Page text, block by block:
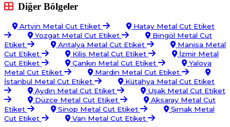
Diğer Bölgeler
Artvin Metal Cut Etiket
Hatay Metal Cut Etiket
Yozgat Metal Cut Etiket
Bingöl Metal Cut
Etiket
Antalya Metal Cut Etiket
Manisa Metal
Cut Etiket
Kilis Metal Cut Etiket
İzmir Metal
Cut Etiket
Çankırı Metal Cut Etiket
Yalova
Metal Cut Etiket
Mardin Metal Cut Etiket
İstanbul Metal Cut Etiket
Kütahya Metal Cut Etiket
Aydın Metal Cut Etiket
Uşak Metal Cut Etiket
Düzce Metal Cut Etiket
Aksaray Metal Cut
Etiket
Sinop Metal Cut Etiket
Şırnak Metal
Cut Etiket
Van Metal Cut Etiket